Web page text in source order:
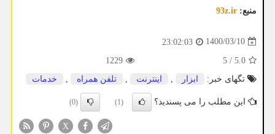
منبع: 93z.ir
1400/03/10
23:02:03
5.0
/
5
1229
تگهای خبر:
ابزار اینترنت تلفن همراه خدمات
این مطلب را می پسندید؟ (1)
(0)
X